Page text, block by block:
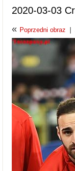
2020-03-03
« Poprzedni obraz